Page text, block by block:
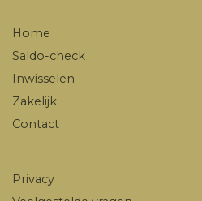
Home
Saldo-check
Inwisselen
Zakelijk
Contact
Privacy